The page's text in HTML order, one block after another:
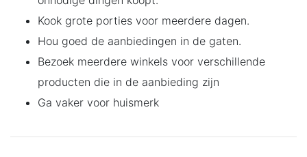
Kook grote porties voor meerdere dagen.
Hou goed de aanbiedingen in de gaten.
Bezoek meerdere winkels voor verschillende
producten die in de aanbieding zijn
Ga vaker voor huismerk